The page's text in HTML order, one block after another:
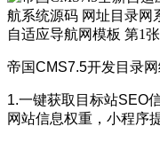
帝国CMS7.5开发目录
1.一键获取目标站SEO
网站信息权重，小程序